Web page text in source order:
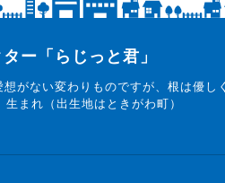
ー「らじっと君」
がない変わりものですが、根は優し
まれ（出生地はときがわ町）